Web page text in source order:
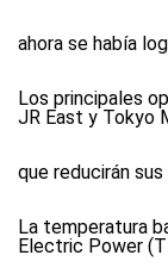
ahora se había
Los principales
JR East y Tokyo
que reducirán
La temperatura
Electric Power